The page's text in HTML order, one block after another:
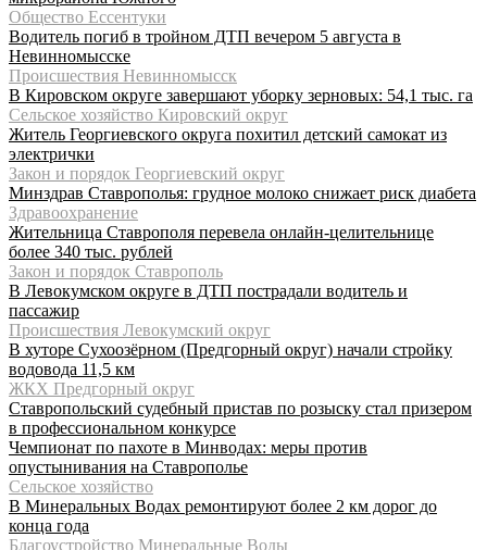
Общество Ессентуки
Водитель погиб в тройном ДТП вечером 5 августа в
Невинномысске
Происшествия Невинномысск
В Кировском округе завершают уборку зерновых: 54,1 тыс. га
Сельское хозяйство Кировский округ
Житель Георгиевского округа похитил детский самокат из
электрички
Закон и порядок Георгиевский округ
Минздрав Ставрополья: грудное молоко снижает риск диабета
Здравоохранение
Жительница Ставрополя перевела онлайн-целительнице
более 340 тыс. рублей
Закон и порядок Ставрополь
В Левокумском округе в ДТП пострадали водитель и
пассажир
Происшествия Левокумский округ
В хуторе Сухоозёрном (Предгорный округ) начали стройку
водовода 11,5 км
ЖКХ Предгорный округ
Ставропольский судебный пристав по розыску стал призером
в профессиональном конкурсе
Чемпионат по пахоте в Минводах: меры против
опустынивания на Ставрополье
Сельское хозяйство
В Минеральных Водах ремонтируют более 2 км дорог до
конца года
Благоустройство Минеральные Воды